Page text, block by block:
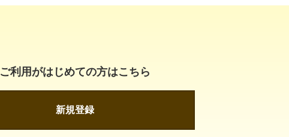
ご利用がはじめての方はこちら
新規登録